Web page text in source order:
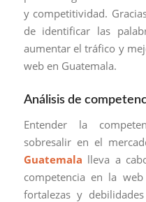
y competitividad.
de identificar las
aumentar el tráfico y
web en Guatemala.
Análisis de
Entender la
sobresalir en el
Guatemala lleva a
competencia en la
fortalezas y